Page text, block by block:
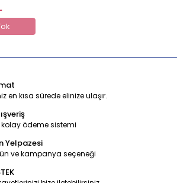
en kısa sürede elinize ulaşır.
kolay ödeme sistemi
Yelpazesi
ve kampanya seçeneği